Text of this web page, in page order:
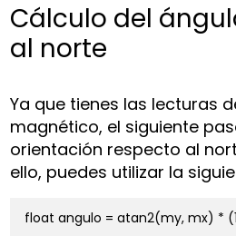
Cálculo del
al norte
Ya que tienes las lecturas
magnético, el siguiente
orientación respecto al
ello, puedes utilizar la
float angulo = atan2(my, mx) *